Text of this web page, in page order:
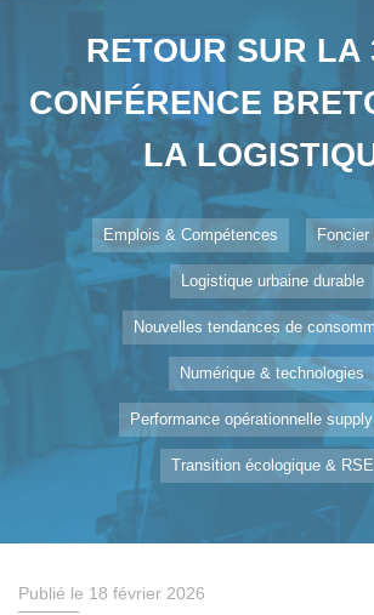
RETOUR SUR LA
CONFÉRENCE
LA
Emplois & Compétences
Logistique urbaine durable
Nouvelles tendances de
Numérique & technologies
Performance opérationnelle
Transition écologique & RSE
Publié le 18 février 2026